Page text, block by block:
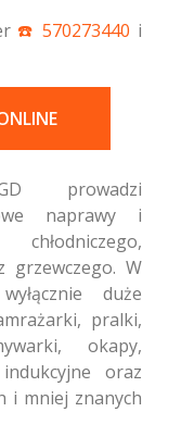
☎️️ 570273440 i
prowadzi
naprawy i
grzewczego. W
duże
pralki,
okapy,
oraz
i mniej znanych